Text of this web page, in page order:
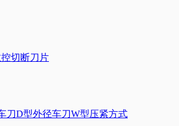
切断刀片
刀D型外径车刀W型压紧方式